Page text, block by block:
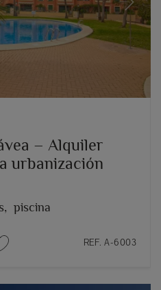
Next
– Alquiler
urbanización
piscina
REF. A-6003